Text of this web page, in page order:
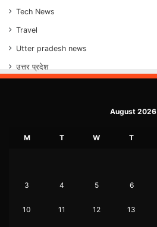
Tech News
Travel
Utter pradesh news
उत्तर प्रदेश
August 2026
M T W T
3 4 5 6
10 11 12 13